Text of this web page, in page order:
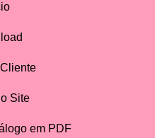
Site
em PDF